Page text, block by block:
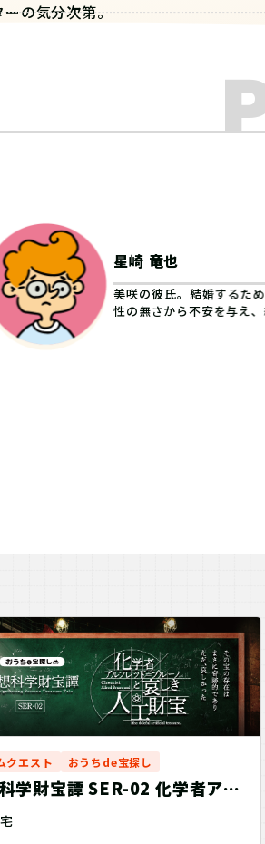
の気分次第。
星崎 竜也
美咲の彼氏。結婚するた
性の無さから不安を与え
クエスト おうちde宝探し
学財宝譚 SER-02 化学者アル
ド＝ブルーノと哀しき人工財